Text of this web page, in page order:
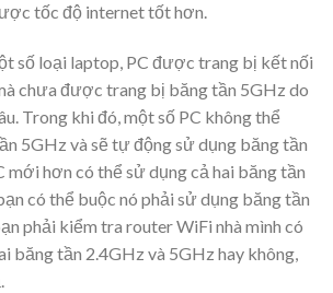
tốc độ internet tốt hơn.
số loại laptop, PC được trang bị kết nối
chưa được trang bị băng tần 5GHz do
Trong khi đó, một số PC không thể
5GHz và sẽ tự động sử dụng băng tần
mới hơn có thể sử dụng cả hai băng tần
có thể buộc nó phải sử dụng băng tần
phải kiểm tra router WiFi nhà mình có
băng tần 2.4GHz và 5GHz hay không,